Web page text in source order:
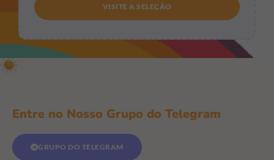
VISITE A SELEÇÃO
Entre no Nosso Grupo do Telegram
GRUPO DO TELEGRAM